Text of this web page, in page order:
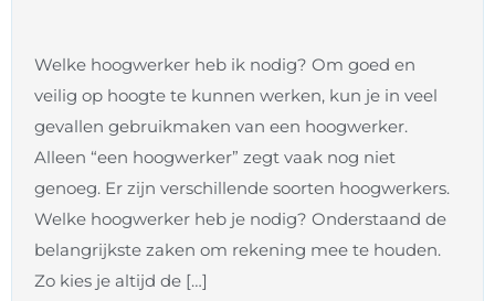
Welke hoogwerker heb ik nodig? Om goed en
veilig op hoogte te kunnen werken, kun je in veel
gevallen gebruikmaken van een hoogwerker.
Alleen “een hoogwerker” zegt vaak nog niet
genoeg. Er zijn verschillende soorten hoogwerkers.
Welke hoogwerker heb je nodig? Onderstaand de
belangrijkste zaken om rekening mee te houden.
Zo kies je altijd de […]